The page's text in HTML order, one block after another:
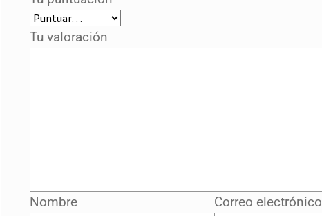
Tu valoración
Nombre Correo electrónico